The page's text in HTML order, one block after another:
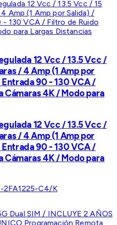
12 Vcc / 13.5 Vcc /
/ 4 Amp (1 Amp por
90 - 130 VCA /
Cámaras 4K / Modo para
12 Vcc / 13.5 Vcc /
/ 4 Amp (1 Amp por
90 - 130 VCA /
Cámaras 4K / Modo para
2FA1225-C4/K